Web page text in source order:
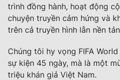
trình đồng hành, hoạt động
chuyện truyền cảm hứng và
trên cả truyền hình lẫn nền
Chúng tôi hy vọng FIFA
sự kiện 45 ngày, mà là một
triệu khán giả Việt Nam.